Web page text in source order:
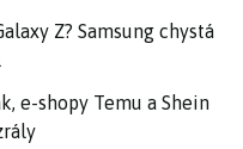
Z? Samsung chystá
e-shopy Temu a Shein